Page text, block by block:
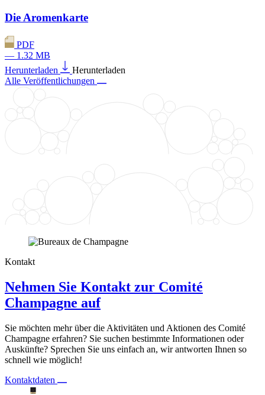
Die Aromenkarte
PDF
— 1.32 MB
Herunterladen
Herunterladen
Alle Veröffentlichungen
Kontakt
Nehmen Sie Kontakt zur Comité
Champagne auf
Sie möchten mehr über die Aktivitäten und Aktionen des Comité
Champagne erfahren? Sie suchen bestimmte Informationen oder
Auskünfte? Sprechen Sie uns einfach an, wir antworten Ihnen so
schnell wie möglich!
Kontaktdaten